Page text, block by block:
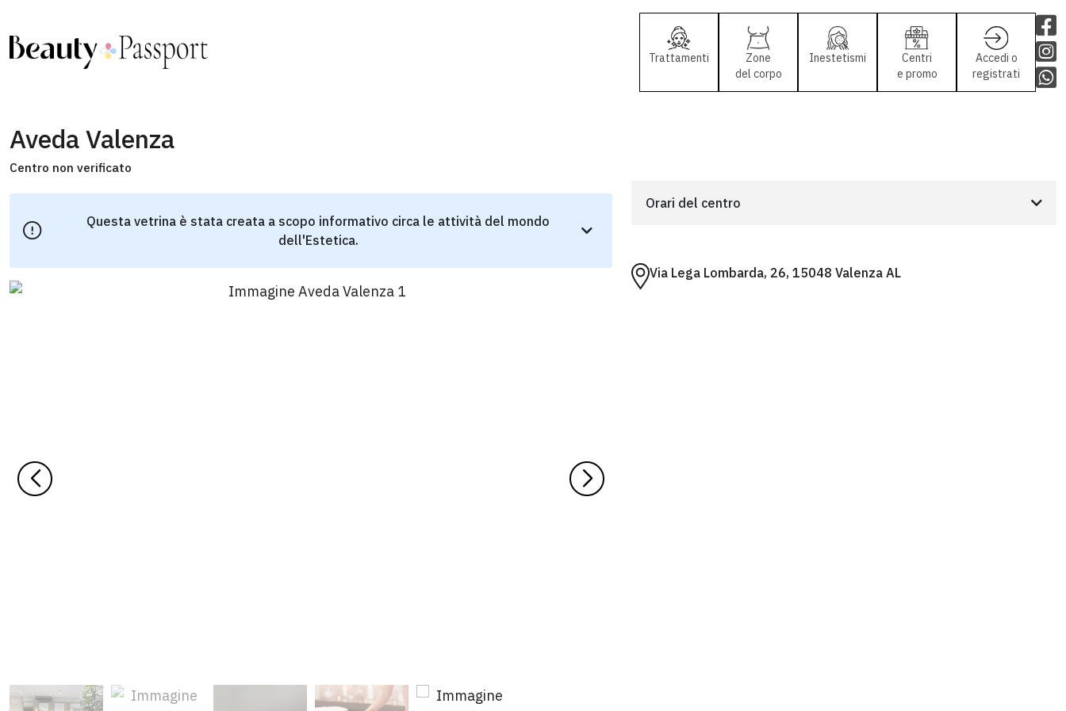
Trattamenti
Zone
del corpo
Inestetismi
Centri
e promo
Accedi o
registrati
Aveda Valenza
Centro non verificato
Questa vetrina è stata creata a scopo informativo circa le attività del mondo
dell'Estetica.
Orari del centro
Via Lega Lombarda, 26, 15048 Valenza AL